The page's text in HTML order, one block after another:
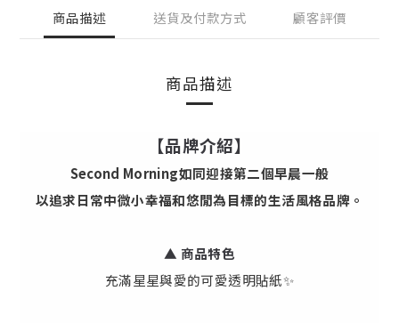
商品描述 送貨及付款方式 顧客評價
商品描述
【品牌介紹】
Second Morning如同迎接第二個早晨一般
以追求日常中微小幸福和悠閒為目標的生活風格品牌。
▲ 商品特色
充滿星星與愛的可愛透明貼紙✨